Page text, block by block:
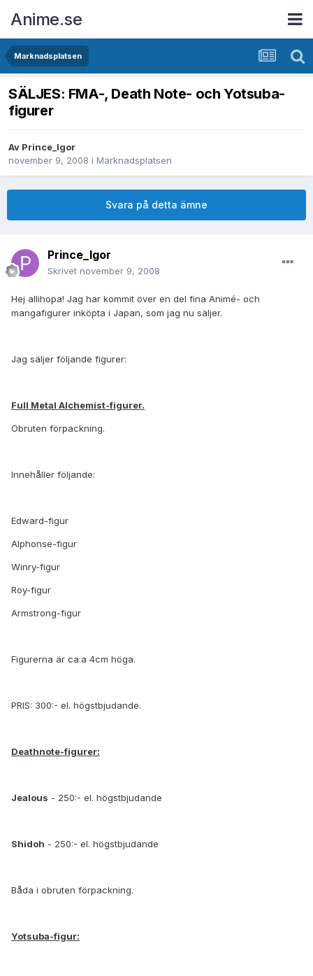
Anime.se
Marknadsplatsen
SÄLJES: FMA-, Death Note- och Yotsuba-
figurer
Av Prince_Igor
november 9, 2008 i Marknadsplatsen
Svara på detta ämne
Prince_Igor
Skrivet november 9, 2008
Hej allihopa! Jag har kommit över en del fina Animé- och
mangafigurer inköpta i Japan, som jag nu säljer.
Jag säljer följande figurer:
Full Metal Alchemist-figurer.
Obruten förpackning.
Innehåller följande:
Edward-figur
Alphonse-figur
Winry-figur
Roy-figur
Armstrong-figur
Figurerna är ca:a 4cm höga.
PRIS: 300:- el. högstbjudande.
Deathnote-figurer:
Jealous - 250:- el. högstbjudande
Shidoh - 250:- el. högstbjudande
Båda i obruten förpackning.
Yotsuba-figur: